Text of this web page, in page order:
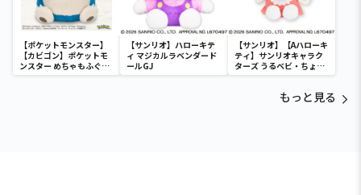
【ポケットモンスター】
【カビゴン】ポケットモ
ンスター めちゃもふぐっ
と ほっこりいやされぬい
【サンリオ】ハローキテ
ィ マジカルラベンダード
ールGJ
【サンリオ】【Aハローキ
ティ】サンリオキャラク
ターズ うるベビ・ちょい
デカドール
もっと見る